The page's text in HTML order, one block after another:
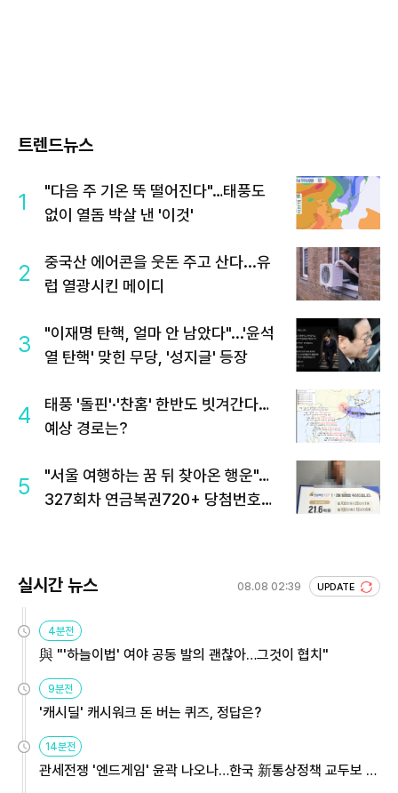
트렌드뉴스
1
"다음 주 기온 뚝 떨어진다"…태풍도
없이 열돔 박살 낸 '이것'
2
중국산 에어콘을 웃돈 주고 산다...유
럽 열광시킨 메이디
3
"이재명 탄핵, 얼마 안 남았다"...'윤석
열 탄핵' 맞힌 무당, '성지글' 등장
4
태풍 '돌핀'·'찬홈' 한반도 빗겨간다…
예상 경로는?
5
"서울 여행하는 꿈 뒤 찾아온 행운"…
327회차 연금복권720+ 당첨번호조
실시간 뉴스 08.08 02:39 UPDATE
4분전
與 "'하늘이법' 여야 공동 발의 괜찮아…그것이 협치"
9분전
'캐시딜' 캐시워크 돈 버는 퀴즈, 정답은?
14분전
관세전쟁 '엔드게임' 윤곽 나오나…한국 新통상정책 교두보 활